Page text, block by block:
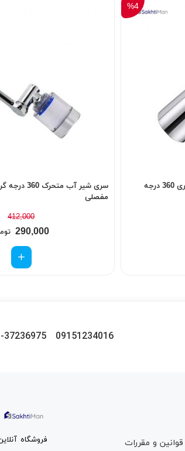
%4
سری شیر آب
مفصلی
412,000
290,000
09151234016
37236975
قوانین و مقررات فروشگاه